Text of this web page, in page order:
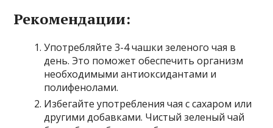
Рекомендации:
Употребляйте 3-4 чашки зеленого чая в
день. Это поможет обеспечить организм
необходимыми антиоксидантами и
полифенолами.
Избегайте употребления чая с сахаром или
другими добавками. Чистый зеленый чай